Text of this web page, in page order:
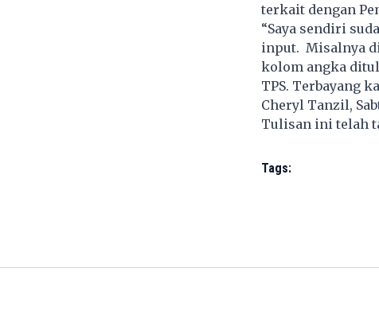
terkait dengan
“Saya sendiri
input. Misalnya di
kolom angka
TPS. Terbayang
Cheryl Tanzil,
Tulisan ini telah
Tags: